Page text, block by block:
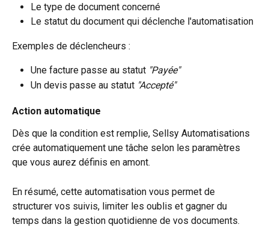
Le type de document concerné
Le statut du document qui déclenche l'automatisation
Exemples de déclencheurs :
Une facture passe au statut "Payée"
Un devis passe au statut "Accepté"
Action automatique
Dès que la condition est remplie, Sellsy Automatisations
crée automatiquement une tâche selon les paramètres
que vous aurez définis en amont.
En résumé, cette automatisation vous permet de
structurer vos suivis, limiter les oublis et gagner du
temps dans la gestion quotidienne de vos documents.